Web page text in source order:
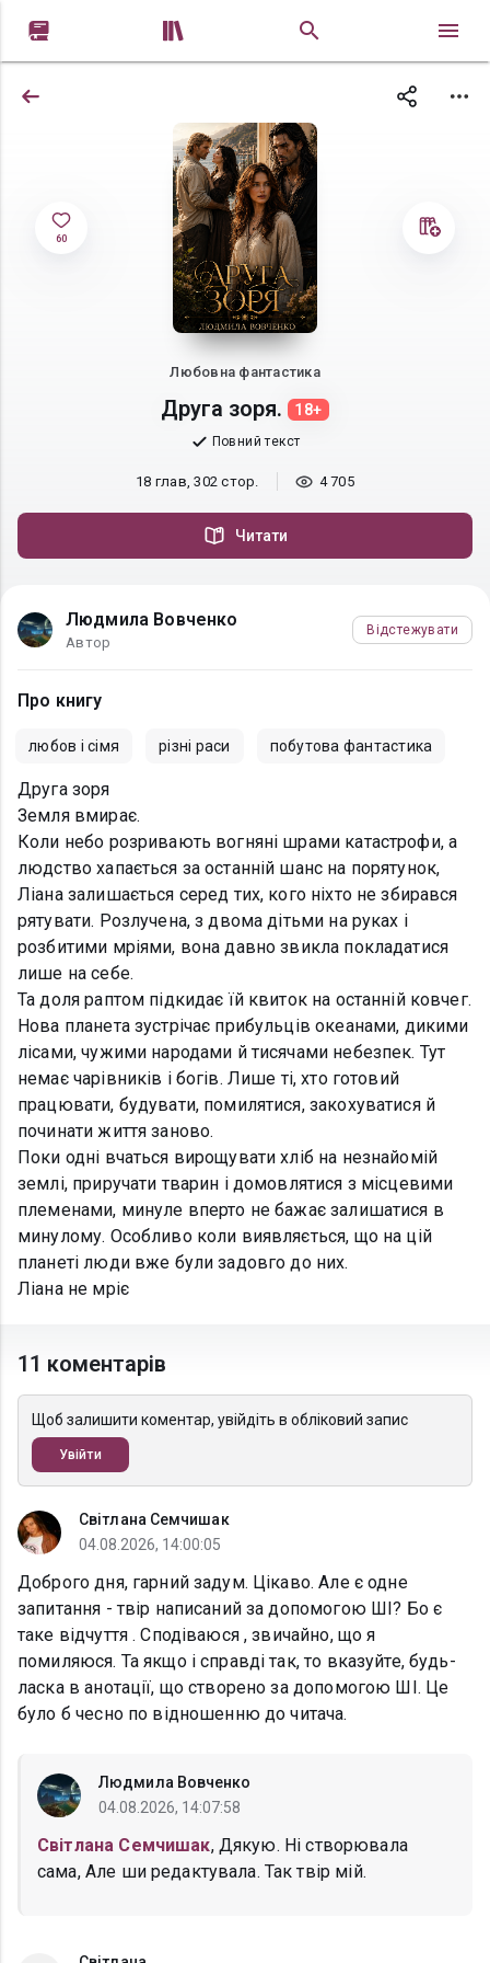
 
60
Любовна фантастика
Друга зоря. 18+
Повний текст
18 глав, 302 стор. 4 705
Читати
Людмила Вовченко
Автор
Відстежувати
Про книгу
любов і сімя рiзнi раси побутова фантастика
Друга зоря
Земля вмирає.
Коли небо розривають вогняні шрами катастрофи, а
людство хапається за останній шанс на порятунок,
Ліана залишається серед тих, кого ніхто не збирався
рятувати. Розлучена, з двома дітьми на руках і
розбитими мріями, вона давно звикла покладатися
лише на себе.
Та доля раптом підкидає їй квиток на останній ковчег.
Нова планета зустрічає прибульців океанами, дикими
лісами, чужими народами й тисячами небезпек. Тут
немає чарівників і богів. Лише ті, хто готовий
працювати, будувати, помилятися, закохуватися й
починати життя заново.
Поки одні вчаться вирощувати хліб на незнайомій
землі, приручати тварин і домовлятися з місцевими
племенами, минуле вперто не бажає залишатися в
минулому. Особливо коли виявляється, що на цій
планеті люди вже були задовго до них.
Ліана не мріє
11 коментарів
Щоб залишити коментар, увійдіть в обліковий запис
Увійти
Світлана Семчишак
04.08.2026, 14:00:05
Доброго дня, гарний задум. Цікаво. Але є одне
запитання - твір написаний за допомогою ШІ? Бо є
таке відчуття . Сподіваюся , звичайно, що я
помиляюся. Та якщо і справді так, то вказуйте, будь-
ласка в анотації, що створено за допомогою ШІ. Це
було б чесно по відношенню до читача.
Людмила Вовченко
04.08.2026, 14:07:58
Світлана Семчишак, Дякую. Нi створювала
сама, Але ши редактувала. Так твiр мiй.